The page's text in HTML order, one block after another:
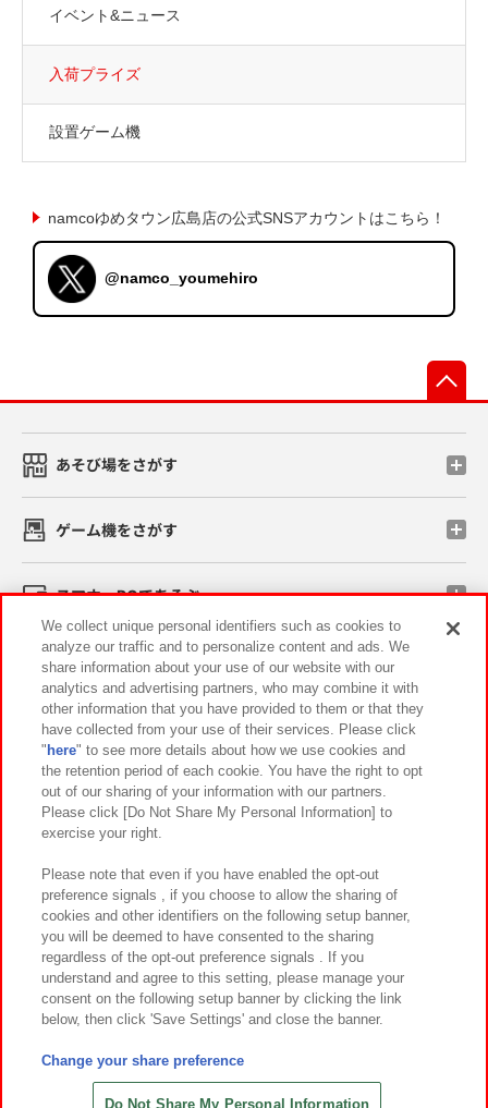
イベント&ニュース
入荷プライズ
設置ゲーム機
namcoゆめタウン広島店の公式SNSアカウントはこちら！
@namco_youmehiro
あそび場をさがす
ゲーム機をさがす
スマホ・PCであそぶ
イベント・キャンペーン
関連会社 サステナビリティ サイトポリシー
プライバシーポリシー ウェブアクセシビリティ方針と検証結果
お取引先さまとともに
カスタマーハラスメント対応方針 よくあるご質問・お問い合わせ
©Bandai Namco Amusement Inc.
©Bandai Namco Amusement Lab Inc.
©HANAYASHIKI Co., Ltd. All Rights Reserved.
We collect unique personal identifiers such as cookies to
analyze our traffic and to personalize content and ads. We
share information about your use of our website with our
analytics and advertising partners, who may combine it with
other information that you have provided to them or that they
have collected from your use of their services. Please click
" here" to see more details about how we use cookies and
the retention period of each cookie. You have the right to opt
out of our sharing of your information with our partners.
Please click [Do Not Share My Personal Information] to
exercise your right.
Please note that even if you have enabled the opt-out
preference signals , if you choose to allow the sharing of
cookies and other identifiers on the following setup banner,
you will be deemed to have consented to the sharing
regardless of the opt-out preference signals . If you
understand and agree to this setting, please manage your
consent on the following setup banner by clicking the link
below, then click 'Save Settings' and close the banner.
Change your share preference
Do Not Share My Personal Information